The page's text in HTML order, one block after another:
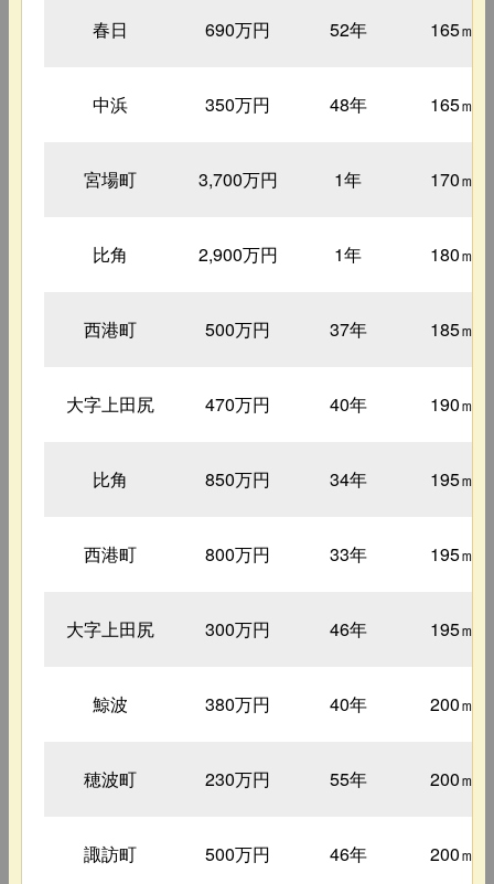
春日 690万円 52年 165㎡
中浜 350万円 48年 165㎡
宮場町 3,700万円 1年 170㎡
比角 2,900万円 1年 180㎡
西港町 500万円 37年 185㎡
大字上田尻 470万円 40年 190㎡
比角 850万円 34年 195㎡
西港町 800万円 33年 195㎡
大字上田尻 300万円 46年 195㎡
鯨波 380万円 40年 200㎡
穂波町 230万円 55年 200㎡
諏訪町 500万円 46年 200㎡